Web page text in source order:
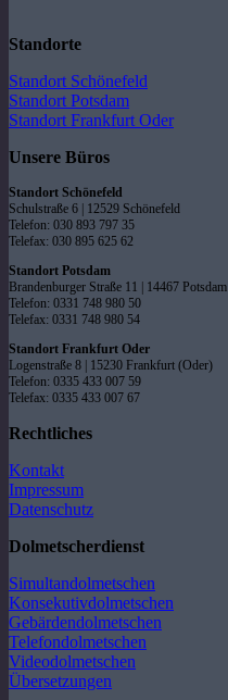
Standorte
Standort Schönefeld
Standort Potsdam
Standort Frankfurt Oder
Unsere Büros
Standort Schönefeld
Schulstraße 6 | 12529 Schönefeld
Telefon: 030 893 797 35
Telefax: 030 895 625 62
Standort Potsdam
Brandenburger Straße 11 | 14467 Potsdam
Telefon: 0331 748 980 50
Telefax: 0331 748 980 54
Standort Frankfurt Oder
Logenstraße 8 | 15230 Frankfurt (Oder)
Telefon: 0335 433 007 59
Telefax: 0335 433 007 67
Rechtliches
Kontakt
Impressum
Datenschutz
Dolmetscherdienst
Simultandolmetschen
Konsekutivdolmetschen
Gebärdendolmetschen
Telefondolmetschen
Videodolmetschen
Übersetzungen